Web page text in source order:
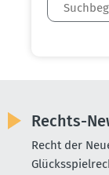
Rechts-
Recht der